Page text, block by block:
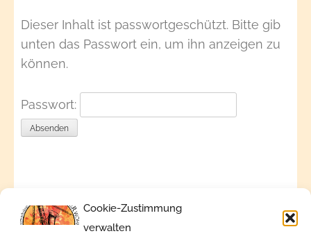
Cookie-Zustimmung
verwalten
Dieser Inhalt ist passwortgeschützt. Bitte gib
unten das Passwort ein, um ihn anzeigen zu
können.
Passwort: